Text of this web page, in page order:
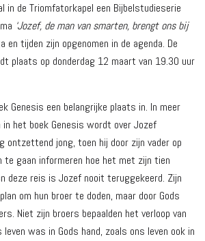
in de Triomfatorkapel een Bijbelstudieserie
‘Jozef, de man van smarten, brengt ons bij
en tijden zijn opgenomen in de agenda. De
plaats op donderdag 12 maart van 19.30 uur
Genesis een belangrijke plaats in. In meer
het boek Genesis wordt over Jozef
ontzettend jong, toen hij door zijn vader op
te gaan informeren hoe het met zijn tien
deze reis is Jozef nooit teruggekeerd. Zijn
om hun broer te doden, maar door Gods
Niet zijn broers bepaalden het verloop van
was in Gods hand, zoals ons leven ook in